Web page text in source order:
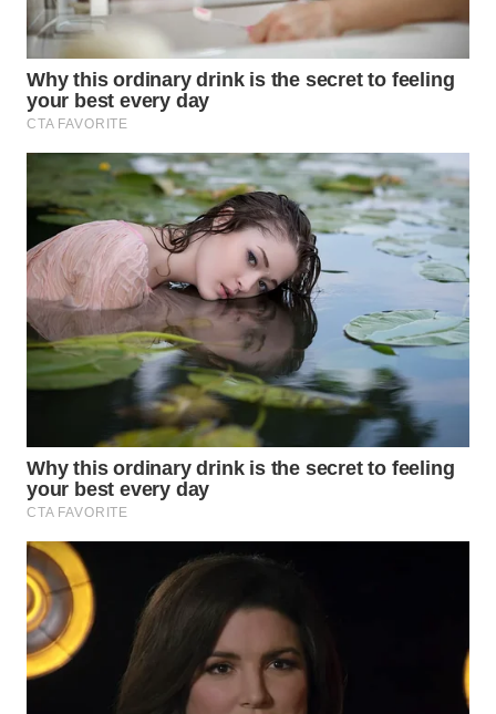
WN
PRIANGAN
TIMUR
WN
WN
SOLO
WN
BOROBUDUR
WN
MADURA
WN
SURABAYA
NATUNA
WN
BINTAN